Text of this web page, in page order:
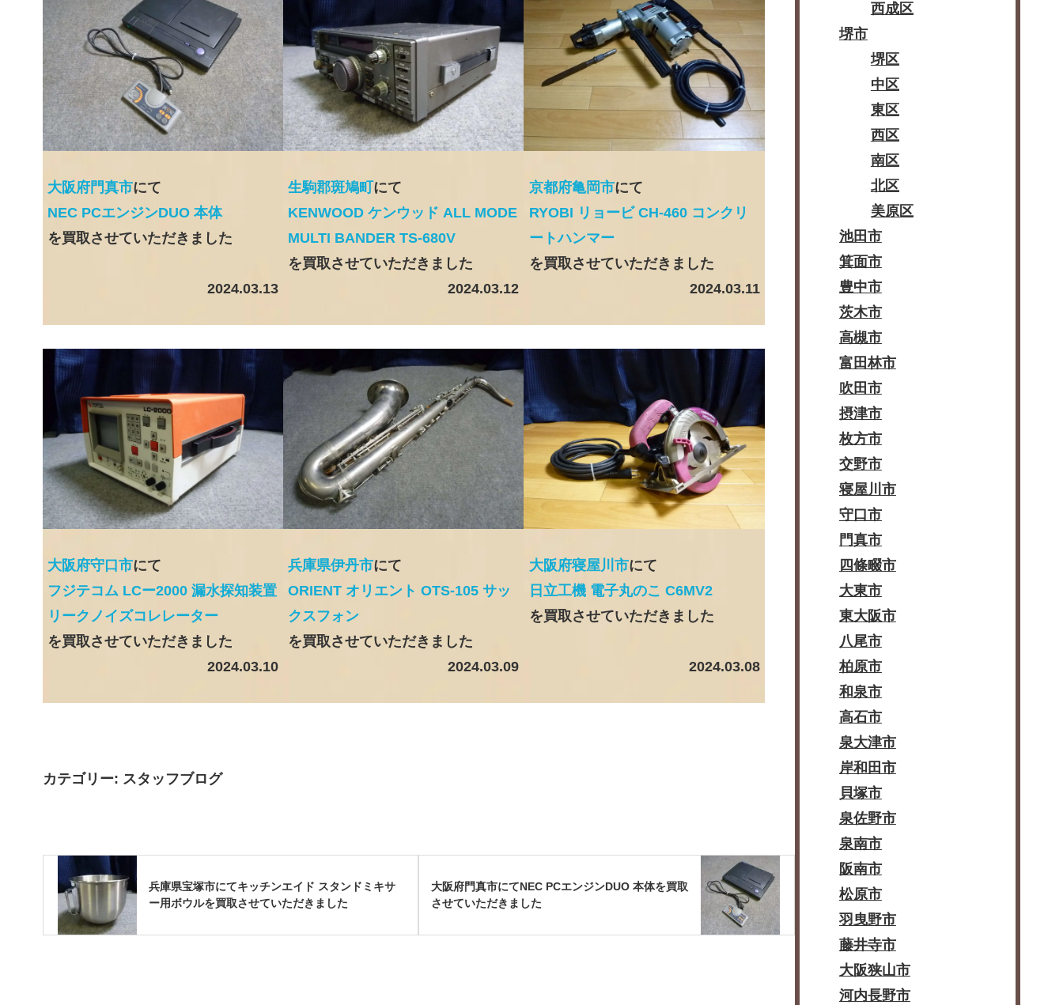
大阪府門真市にて
NEC PCエンジンDUO 本体
を買取させていただきました
2024.03.13
生駒郡斑鳩町にて
KENWOOD ケンウッド ALL MODE
MULTI BANDER TS-680V
を買取させていただきました
2024.03.12
京都府亀岡市にて
RYOBI リョービ CH-460 コンクリ
ートハンマー
を買取させていただきました
2024.03.11
大阪府守口市にて
フジテコム LCー2000 漏水探知装置
リークノイズコレレーター
を買取させていただきました
2024.03.10
兵庫県伊丹市にて
ORIENT オリエント OTS-105 サッ
クスフォン
を買取させていただきました
2024.03.09
大阪府寝屋川市にて
日立工機 電子丸のこ C6MV2
を買取させていただきました
2024.03.08
カテゴリー: スタッフブログ
兵庫県宝塚市にてキッチンエイド スタンドミキサ
ー用ボウルを買取させていただきました
大阪府門真市にてNEC PCエンジンDUO 本体を買取
させていただきました
西成区
堺市
堺区
中区
東区
西区
南区
北区
美原区
池田市
箕面市
豊中市
茨木市
高槻市
富田林市
吹田市
摂津市
枚方市
交野市
寝屋川市
守口市
門真市
四條畷市
大東市
東大阪市
八尾市
柏原市
和泉市
高石市
泉大津市
岸和田市
貝塚市
泉佐野市
泉南市
阪南市
松原市
羽曳野市
藤井寺市
大阪狭山市
河内長野市